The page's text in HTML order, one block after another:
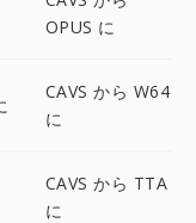
OPUS に
CAVS から W64
に
CAVS から TTA
に